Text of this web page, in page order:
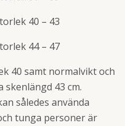
40 – 43
44 – 47
40 samt normalvikt och
skenlängd 43 cm.
således använda
tunga personer är